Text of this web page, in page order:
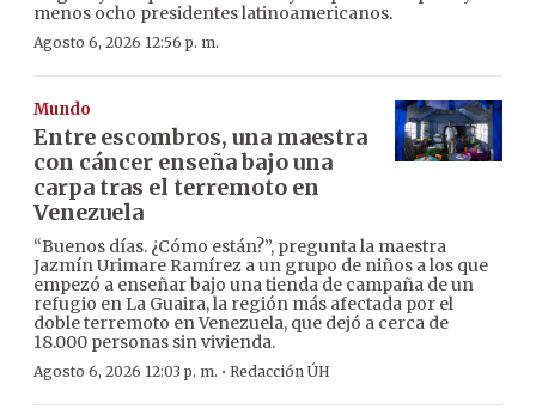
menos ocho presidentes latinoamericanos.
Agosto 6, 2026 12:56 p. m.
Mundo
Entre escombros, una maestra
con cáncer enseña bajo una
carpa tras el terremoto en
Venezuela
“Buenos días. ¿Cómo están?”, pregunta la maestra
Jazmín Urimare Ramírez a un grupo de niños a los que
empezó a enseñar bajo una tienda de campaña de un
refugio en La Guaira, la región más afectada por el
doble terremoto en Venezuela, que dejó a cerca de
18.000 personas sin vivienda.
Agosto 6, 2026 12:03 p. m. · Redacción ÚH